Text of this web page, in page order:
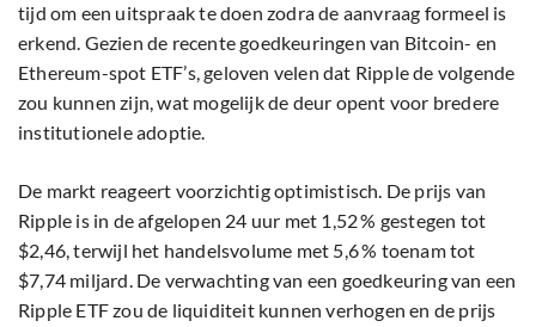
tijd om een uitspraak te doen zodra de aanvraag formeel is
erkend. Gezien de recente goedkeuringen van Bitcoin- en
Ethereum-spot ETF’s, geloven velen dat Ripple de volgende
zou kunnen zijn, wat mogelijk de deur opent voor bredere
institutionele adoptie.
De markt reageert voorzichtig optimistisch. De prijs van
Ripple is in de afgelopen 24 uur met 1,52 % gestegen tot
$2,46, terwijl het handelsvolume met 5,6 % toenam tot
$7,74 miljard. De verwachting van een goedkeuring van een
Ripple ETF zou de liquiditeit kunnen verhogen en de prijs